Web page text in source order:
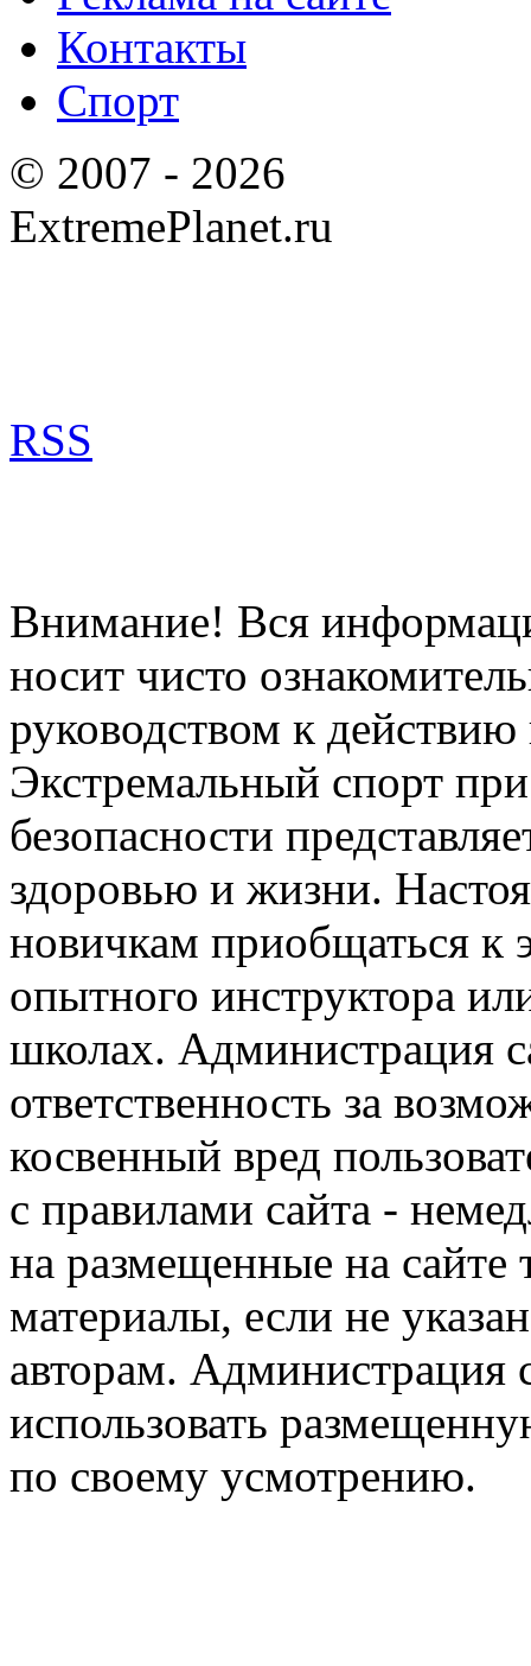
Контакты
Спорт
© 2007 - 2026
ExtremePlanet.ru
RSS
Внимание! Вся
носит чисто
руководством к
Экстремальный спорт
безопасности
здоровью и жизни.
новичкам приобщаться к
опытного инструктора
школах. Администрация
ответственность за
косвенный вред
с правилами сайта -
на размещенные на сайте
материалы, если не
авторам. Администрация
использовать
по своему усмотрению.